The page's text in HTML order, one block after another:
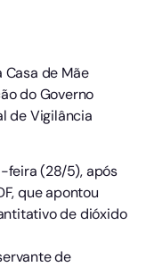
de Mãe
do Governo
de Vigilância
feira (28/5), após
que apontou
de dióxido
de